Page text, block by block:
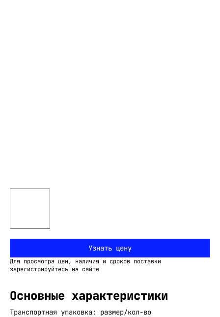
Узнать цену
Для просмотра цен, наличия и сроков поставки
зарегистрируйтесь на сайте
Основные характеристики
Транспортная упаковка: размер/кол-во